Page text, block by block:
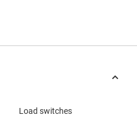
Load switches